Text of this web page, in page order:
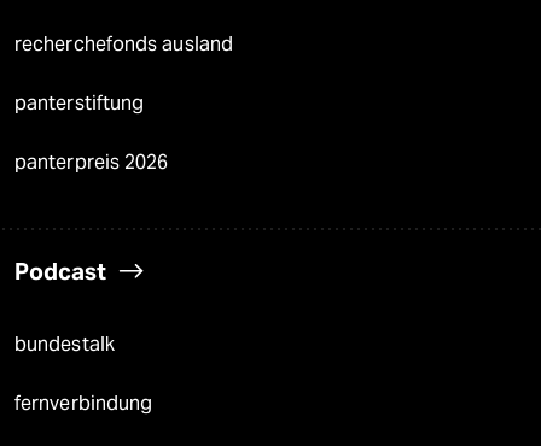
recherchefonds ausland
panterstiftung
panterpreis 2026
Podcast
bundestalk
fernverbindung